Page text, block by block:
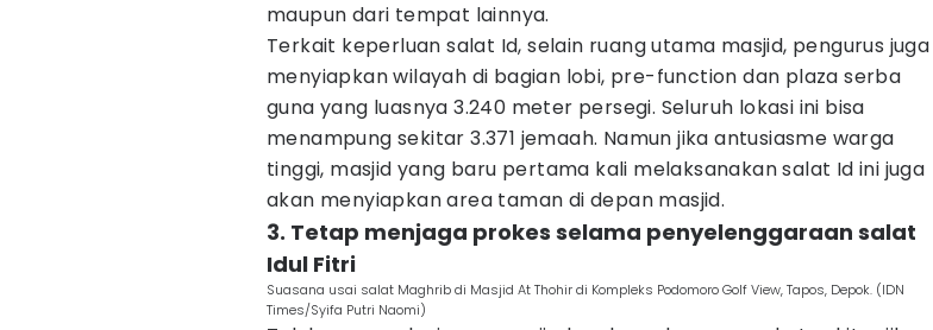
maupun dari tempat lainnya.
Terkait keperluan salat Id, selain ruang utama masjid, pengurus juga
menyiapkan wilayah di bagian lobi, pre-function dan plaza serba
guna yang luasnya 3.240 meter persegi. Seluruh lokasi ini bisa
menampung sekitar 3.371 jemaah. Namun jika antusiasme warga
tinggi, masjid yang baru pertama kali melaksanakan salat Id ini juga
akan menyiapkan area taman di depan masjid.
3. Tetap menjaga prokes selama penyelenggaraan salat
Idul Fitri
Suasana usai salat Maghrib di Masjid At Thohir di Kompleks Podomoro Golf View, Tapos, Depok. (IDN
Times/Syifa Putri Naomi)